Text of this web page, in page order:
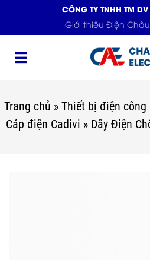
CÔNG TY TNHH TM
Giới thiệu Điện
Trang chủ » Thiết bị điện công
Cáp điện Cadivi » Dây Điện